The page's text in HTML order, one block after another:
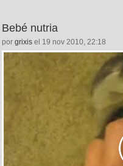
Bebé nutria
por grixis el 19 nov 2010, 22:18